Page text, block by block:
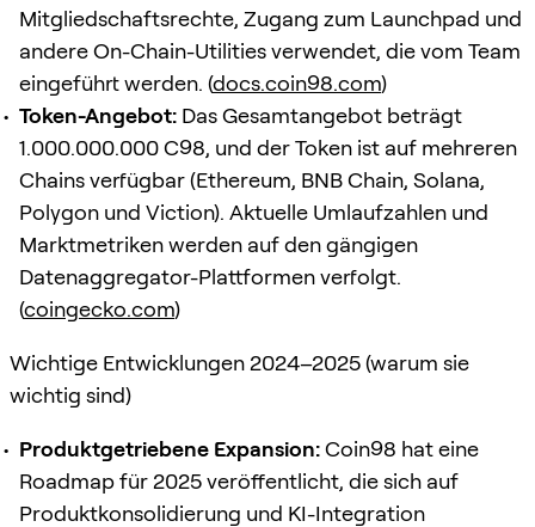
Mitgliedschaftsrechte, Zugang zum Launchpad und
andere On-Chain-Utilities verwendet, die vom Team
eingeführt werden. (docs.coin98.com)
Token-Angebot: Das Gesamtangebot beträgt
1.000.000.000 C98, und der Token ist auf mehreren
Chains verfügbar (Ethereum, BNB Chain, Solana,
Polygon und Viction). Aktuelle Umlaufzahlen und
Marktmetriken werden auf den gängigen
Datenaggregator-Plattformen verfolgt.
(coingecko.com)
Wichtige Entwicklungen 2024–2025 (warum sie
wichtig sind)
Produktgetriebene Expansion:Coin98 hat eine
Roadmap für 2025 veröffentlicht, die sich auf
Produktkonsolidierung und KI-Integration